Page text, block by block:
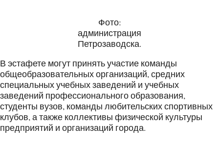
Фото:
администрация
Петрозаводска.
В эстафете могут принять участие команды
общеобразовательных организаций, средних
специальных учебных заведений и учебных
заведений профессионального образования,
студенты вузов, команды любительских спортивных
клубов, а также коллективы физической культуры
предприятий и организаций города.